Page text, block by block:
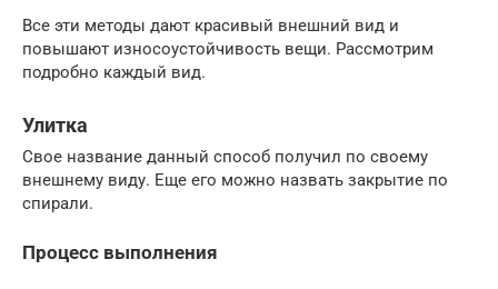
Все эти методы дают красивый внешний вид и
повышают износоустойчивость вещи. Рассмотрим
подробно каждый вид.
Улитка
Свое название данный способ получил по своему
внешнему виду. Еще его можно назвать закрытие по
спирали.
Процесс выполнения